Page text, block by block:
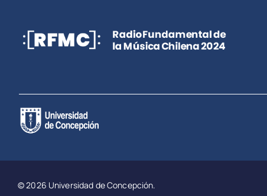
© 2026 Universidad de Concepción.